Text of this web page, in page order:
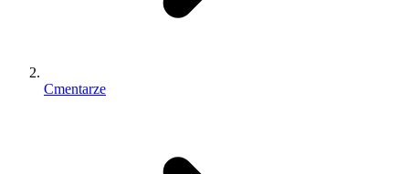
Cmentarze